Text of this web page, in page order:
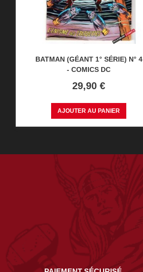
BATMAN (GÉANT 1° SÉRIE) N° 4
- COMICS DC
Prix
29,90 €
AJOUTER AU PANIER